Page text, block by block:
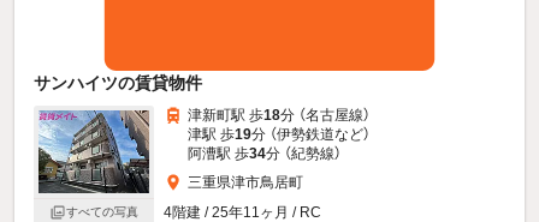
サンハイツの賃貸物件
すべての写真
津新町駅 歩18分 （名古屋線）
津駅 歩19分 （伊勢鉄道など）
阿漕駅 歩34分 （紀勢線）
三重県津市鳥居町
4階建 / 25年11ヶ月 / RC